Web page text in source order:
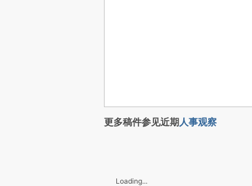
更多稿件参见近期人事观察
Loading...